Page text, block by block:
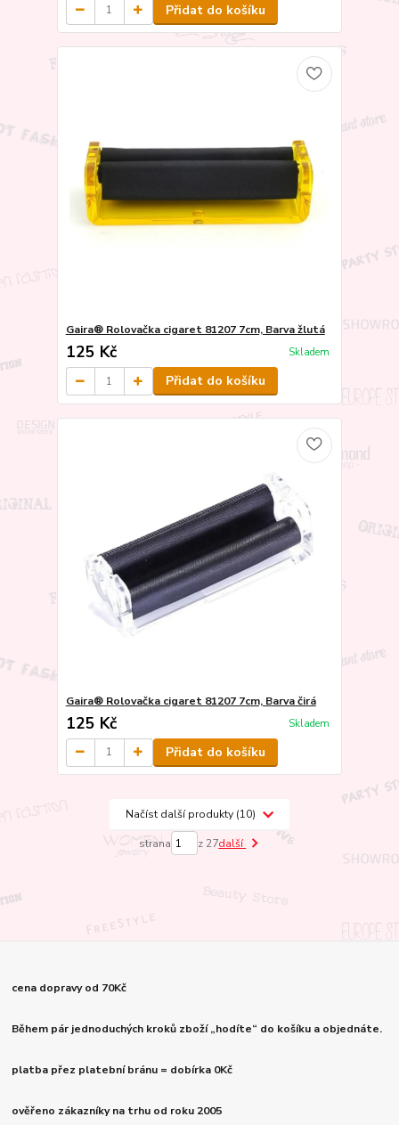
Přidat do košíku
Gaira® Rolovačka cigaret 81207 7cm, Barva žlutá
125 Kč Skladem
Přidat do košíku
Gaira® Rolovačka cigaret 81207 7cm, Barva čirá
125 Kč Skladem
Přidat do košíku
Načíst další produkty (10)
strana z 27další
cena dopravy od 70Kč
Během pár jednoduchých kroků zboží „hodíte“ do košíku a objednáte.
platba přez platební bránu = dobírka 0Kč
ověřeno zákazníky na trhu od roku 2005